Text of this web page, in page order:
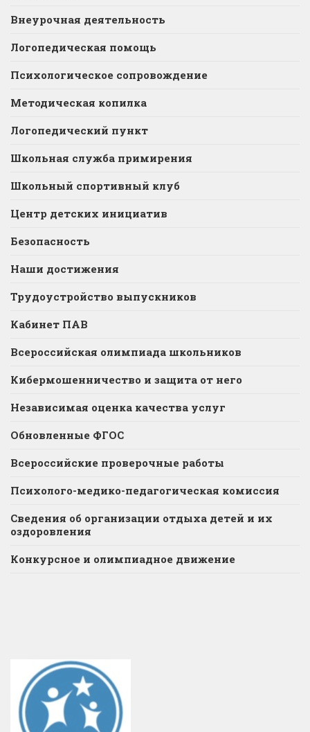
Внеурочная деятельность
Логопедическая помощь
Психологическое сопровождение
Методическая копилка
Логопедический пункт
Школьная служба примирения
Школьный спортивный клуб
Центр детских инициатив
Безопасность
Наши достижения
Трудоустройство выпускников
Кабинет ПАВ
Всероссийская олимпиада школьников
Кибермошенничество и защита от него
Независимая оценка качества услуг
Обновленные ФГОС
Всероссийские проверочные работы
Психолого-медико-педагогическая комиссия
Сведения об организации отдыха детей и их
оздоровления
Конкурсное и олимпиадное движение